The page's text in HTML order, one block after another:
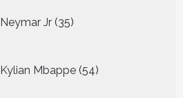
Neymar Jr 35
producten
Kylian Mbappe 54
producten